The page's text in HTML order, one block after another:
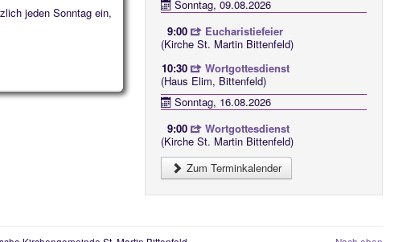
jeden Sonntag ein,
Sonntag, 09.08.2026
9:00
Eucharistiefeier
(Kirche St. Martin Bittenfeld)
10:30
Wortgottesdienst
(Haus Elim, Bittenfeld)
Sonntag, 16.08.2026
9:00
Wortgottesdienst
(Kirche St. Martin Bittenfeld)
Zum Terminkalender